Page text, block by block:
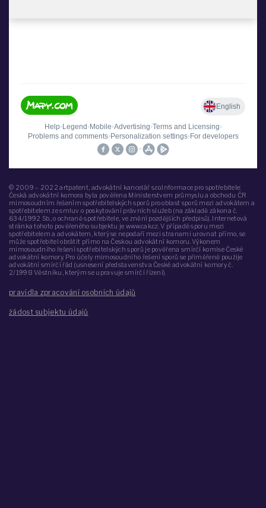
© 2009 – 2022 artpatent, advokátní kancelář s.r.o.Informace pro spotřebitele:
Česká advokátní komora byla pověřena Ministerstvem průmyslu a obchodu ČR
mimosoudním řešením spotřebitelských sporů pro oblast sporů mezi advokátem a
spotřebitelem ze smluv o poskytování právních služeb (na základě zákona č.
634/1992 Sb., o ochraně spotřebitele, ve znění pozdějších předpisů). Internetová
stránka tohoto pověřeného subjektu je www.cak.cz. V případě sporu mezi
spotřebitelem a advokátem, který se nepodaří mezi stranami urovnat přímo, se
může spotřebitel obrátit přímo na Českou advokátní komoru. Výkonem
mimosoudního řešení spotřebitelských sporů je pověřena smírčí komise České
advokátní komory. Pro účely mimosoudního řešení sporů se přiměřeně použije
advokátní smírčí řád (usnesení představenstva České advokátní komory č.
2/1998 Věstníku, kterým se upravuje smírčí řízení).
pravidla zpracování osobních údajů
žádost subjektu údajů